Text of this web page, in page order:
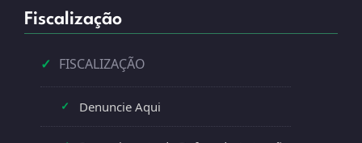
Fiscalização
✓ FISCALIZAÇÃO
✓ Denuncie Aqui